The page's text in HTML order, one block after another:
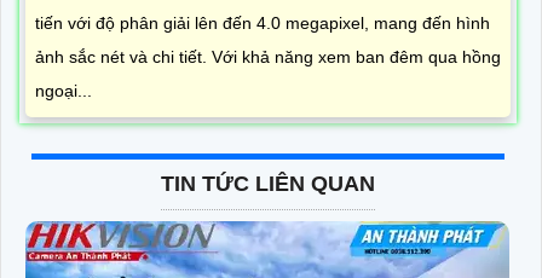
tiến với độ phân giải lên đến 4.0 megapixel, mang đến hình
ảnh sắc nét và chi tiết. Với khả năng xem ban đêm qua hồng
ngoại...
TIN TỨC LIÊN QUAN